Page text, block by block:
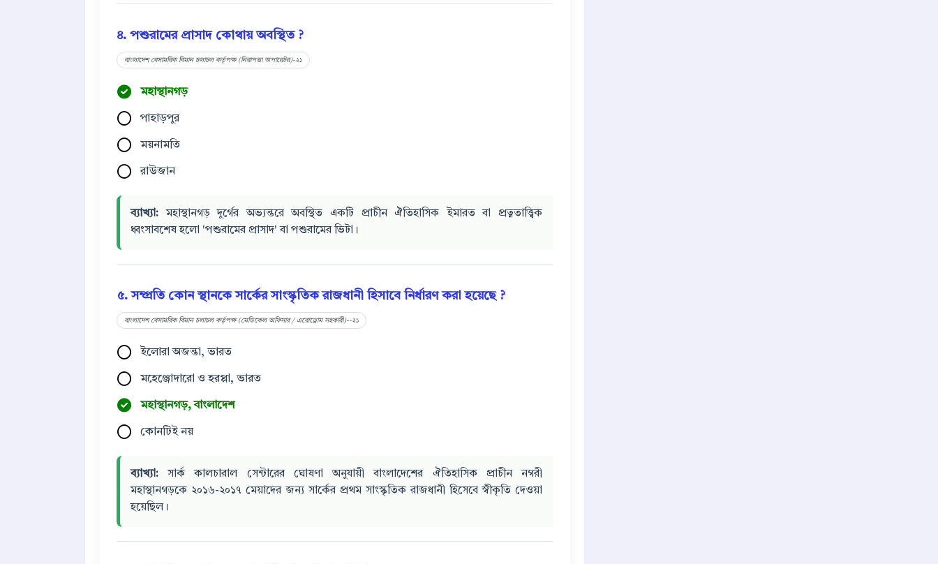
৪. পশুরামের প্রাসাদ কোথায় অবস্থিত ?
বাংলাদেশ বেসামরিক বিমান চলাচল কর্তৃপক্ষ (নিরাপত্তা অপারেটর)-২১
মহাস্থানগড়
পাহাড়পুর
ময়নামতি
রাউজান
ব্যাখ্যা: মহাস্থানগড় দুর্গের অভ্যন্তরে অবস্থিত একটি প্রাচীন ঐতিহাসিক ইমারত বা প্রত্নতাত্ত্বিক
ধ্বংসাবশেষ হলো 'পশুরামের প্রাসাদ' বা পশুরামের ভিটা।
৫. সম্প্রতি কোন স্থানকে সার্কের সাংস্কৃতিক রাজধানী হিসাবে নির্ধারণ করা হয়েছে ?
বাংলাদেশ বেসামরিক বিমান চলাচল কর্তৃপক্ষ (মেডিকেল অফিসার / এরোড্রোম সহকারী)--২১
ইলোরা অজন্তা, ভারত
মহেঞ্জোদারো ও হরপ্পা, ভারত
মহাস্থানগড়, বাংলাদেশ
কোনটিই নয়
ব্যাখ্যা: সার্ক কালচারাল সেন্টারের ঘোষণা অনুযায়ী বাংলাদেশের ঐতিহাসিক প্রাচীন নগরী
মহাস্থানগড়কে ২০১৬-২০১৭ মেয়াদের জন্য সার্কের প্রথম সাংস্কৃতিক রাজধানী হিসেবে স্বীকৃতি দেওয়া
হয়েছিল।